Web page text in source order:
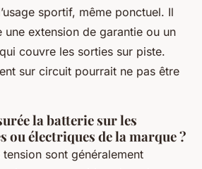
sportif, même ponctuel. Il
extension de garantie ou un
couvre les sorties sur piste.
sur circuit pourrait ne pas être
la batterie sur les
ou électriques de la marque ?
sont généralement